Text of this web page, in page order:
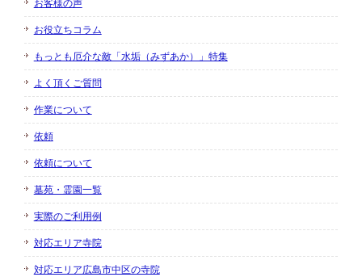
お客様の声
お役立ちコラム
もっとも厄介な敵「水垢（みずあか）」特集
よく頂くご質問
作業について
依頼
依頼について
墓苑・霊園一覧
実際のご利用例
対応エリア寺院
対応エリア広島市中区の寺院